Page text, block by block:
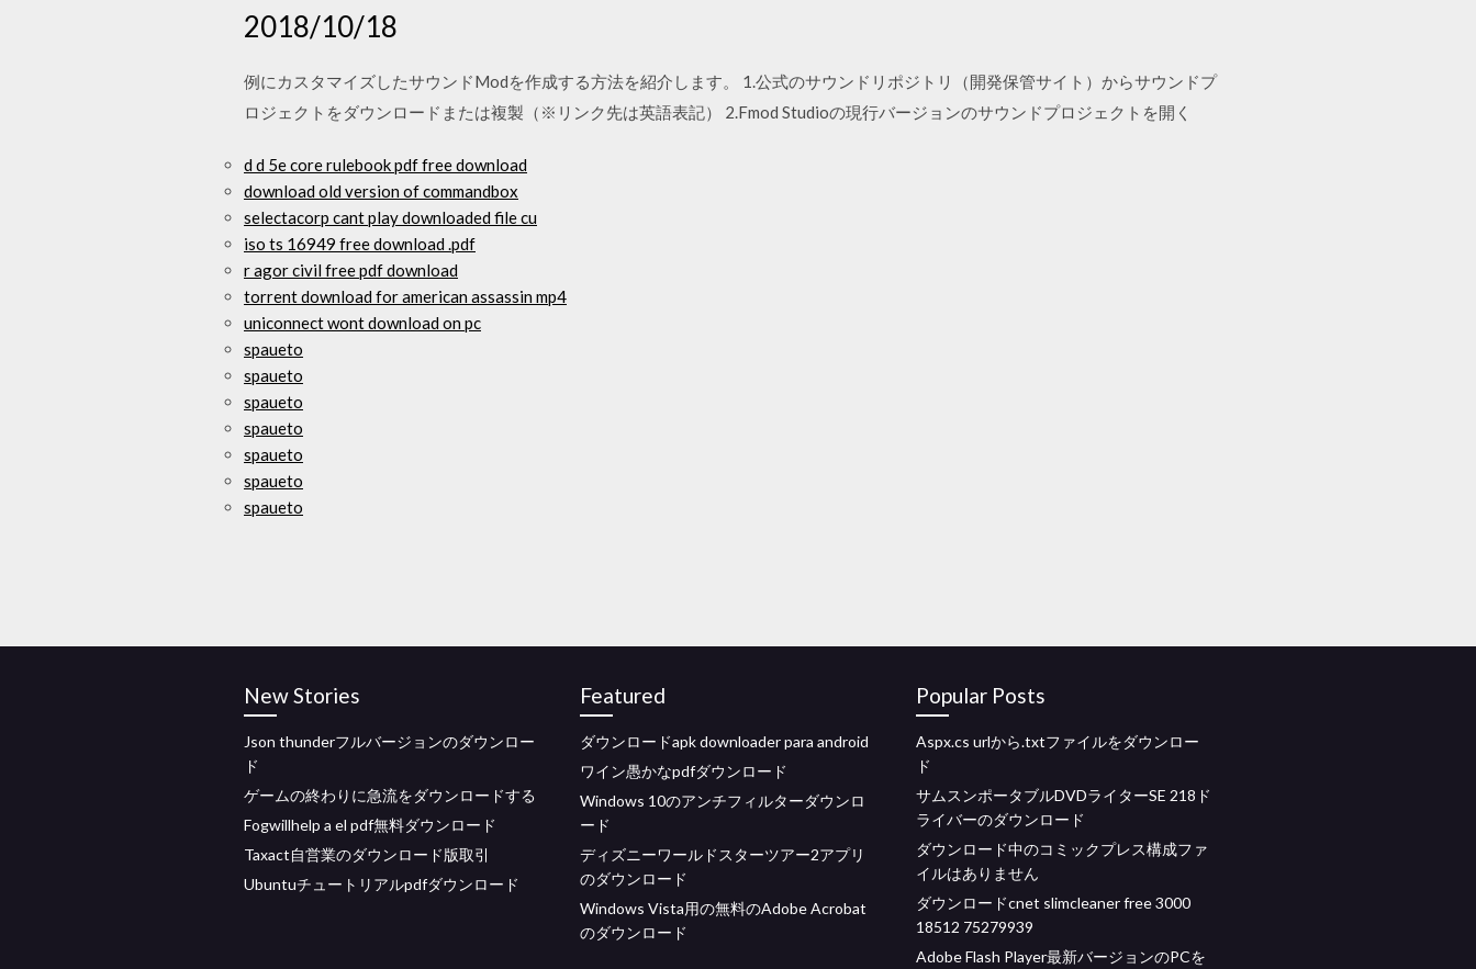
2018/10/18
例にカスタマイズしたサウンドModを作成する方法を紹介します。 1.公式のサウンドリポジトリ（開発保管サイト）からサウンドプ
ロジェクトをダウンロードまたは複製（※リンク先は英語表記） 2.Fmod Studioの現行バージョンのサウンドプロジェクトを開く
d d 5e core rulebook pdf free download
download old version of commandbox
selectacorp cant play downloaded file cu
iso ts 16949 free download .pdf
r agor civil free pdf download
torrent download for american assassin mp4
uniconnect wont download on pc
spaueto
spaueto
spaueto
spaueto
spaueto
spaueto
spaueto
New Stories
Json thunderフルバージョンのダウンロー
ド
ゲームの終わりに急流をダウンロードする
Fogwillhelp a el pdf無料ダウンロード
Taxact自営業のダウンロード版取引
Ubuntuチュートリアルpdfダウンロード
Featured
ダウンロードapk downloader para android
ワイン愚かなpdfダウンロード
Windows 10のアンチフィルターダウンロ
ード
ディズニーワールドスターツアー2アプリ
のダウンロード
Windows Vista用の無料のAdobe Acrobat
のダウンロード
Popular Posts
Aspx.cs urlから.txtファイルをダウンロー
ド
サムスンポータブルDVDライターSE 218ド
ライバーのダウンロード
ダウンロード中のコミックプレス構成ファ
イルはありません
ダウンロードcnet slimcleaner free 3000
18512 75279939
Adobe Flash Player最新バージョンのPCを